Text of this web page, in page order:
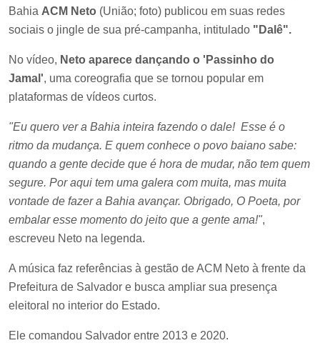
Bahia ACM Neto (União; foto) publicou em suas redes
sociais o jingle de sua pré-campanha, intitulado "Dalê".
No vídeo, Neto aparece dançando o 'Passinho do
Jamal', uma coreografia que se tornou popular em
plataformas de vídeos curtos.
"Eu quero ver a Bahia inteira fazendo o dale! Esse é o
ritmo da mudança. E quem conhece o povo baiano sabe:
quando a gente decide que é hora de mudar, não tem quem
segure. Por aqui tem uma galera com muita, mas muita
vontade de fazer a Bahia avançar. Obrigado, O Poeta, por
embalar esse momento do jeito que a gente ama!",
escreveu Neto na legenda.
A música faz referências à gestão de ACM Neto à frente da
Prefeitura de Salvador e busca ampliar sua presença
eleitoral no interior do Estado.
Ele comandou Salvador entre 2013 e 2020.